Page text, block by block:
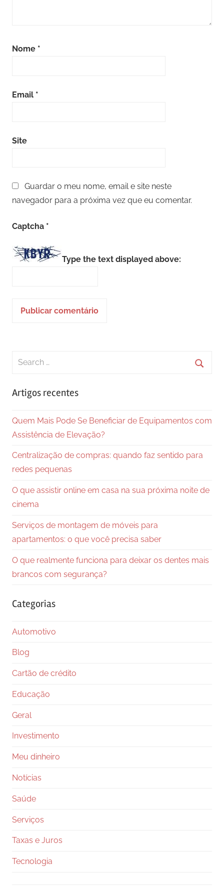
Nome *
Email *
Site
Guardar o meu nome, email e site neste
navegador para a próxima vez que eu comentar.
Captcha *
Type the text displayed above:
Search
Artigos recentes
Quem Mais Pode Se Beneficiar de Equipamentos com
Assistência de Elevação?
Centralização de compras: quando faz sentido para
redes pequenas
O que assistir online em casa na sua próxima noite de
cinema
Serviços de montagem de móveis para
apartamentos: o que você precisa saber
O que realmente funciona para deixar os dentes mais
brancos com segurança?
Categorias
Automotivo
Blog
Cartão de crédito
Educação
Geral
Investimento
Meu dinheiro
Notícias
Saúde
Serviços
Taxas e Juros
Tecnologia